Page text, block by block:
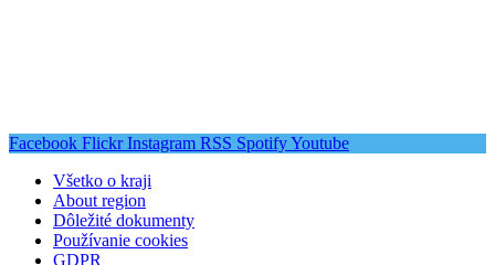
Facebook Flickr Instagram RSS SpotifyYoutube
Všetko o kraji
About region
Dôležité dokumenty
Používanie cookies
GDPR